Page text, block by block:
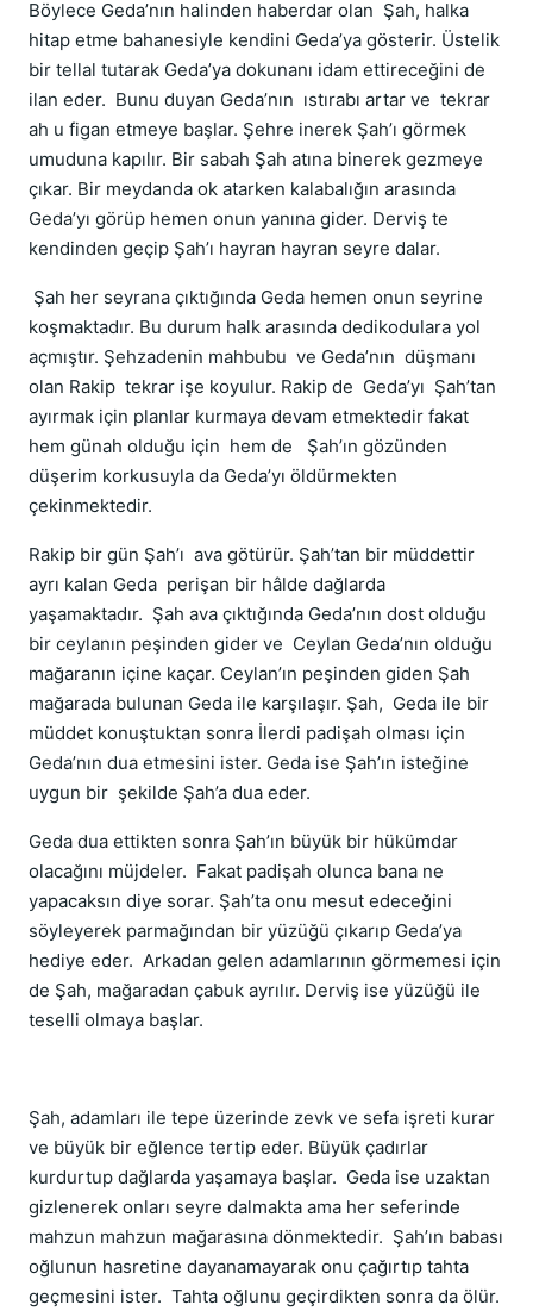
Böylece Geda’nın halinden haberdar olan Şah, halka
hitap etme bahanesiyle kendini Geda’ya gösterir. Üstelik
bir tellal tutarak Geda’ya dokunanı idam ettireceğini de
ilan eder. Bunu duyan Geda’nın ıstırabı ar­tar ve tekrar
ah u figan etmeye başlar. Şehre inerek Şah’ı görmek
umuduna kapılır. Bir sabah Şah atına binerek gezmeye
çıkar. Bir meydanda ok atarken kalabalığın arasında
Geda’yı görüp hemen onun yanına gider. Derviş te
kendinden geçip Şah’ı hayran hayran seyre dalar.
Şah her seyrana çıktığında Geda hemen onun seyrine
koşmaktadır. Bu durum halk arasında dedikodulara yol
açmıştır. Şehzadenin mahbubu ve Geda’nın düşmanı
olan Rakip tekrar işe koyulur. Rakip de Geda’yı Şah’tan
ayırmak için planlar kurmaya devam etmektedir fakat
hem günah olduğu için hem de Şah’ın gözünden
düşerim korkusuyla da Geda’yı öldürmekten
çekinmektedir.
Rakip bir gün Şah’ı ava götürür. Şah’tan bir müddettir
ayrı kalan Geda perişan bir hâlde dağlarda
yaşamaktadır. Şah ava çıktığında Geda’nın dost olduğu
bir ceylanın peşinden gider ve Ceylan Geda’nın olduğu
mağaranın içine kaçar. Ceylan’ın peşinden giden Şah
mağarada bulunan Geda ile karşılaşır. Şah, Geda ile bir
müddet konuştuktan sonra İlerdi padişah olması için
Geda’nın dua etmesini ister. Geda ise Şah’ın isteğine
uygun bir şekilde Şah’a dua eder.
Geda dua ettikten sonra Şah’ın büyük bir hükümdar
olacağını müjdeler. Fakat padişah olunca bana ne
yapacaksın diye sorar. Şah’ta onu mesut edeceğini
söyleyerek parmağından bir yüzüğü çıkarıp Geda’ya
hediye eder. Arkadan gelen adamlarının görmemesi için
de Şah, mağaradan çabuk ayrılır. Derviş ise yüzüğü ile
teselli olmaya başlar.
Şah, adamları ile tepe üzerinde zevk ve sefa işreti kurar
ve büyük bir eğlence tertip eder. Büyük çadırlar
kurdurtup dağlarda yaşamaya başlar. Geda ise uzaktan
gizlenerek onları seyre dalmakta ama her seferinde
mahzun mahzun mağarasına dönmektedir. Şah’ın babası
oğlunun hasretine dayanamayarak onu çağırtıp tahta
geçmesini ister. Tahta oğlunu geçirdikten sonra da ölür.